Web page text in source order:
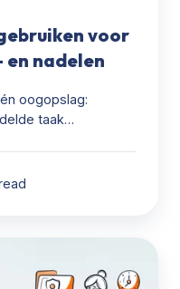
voor
nadelen
oogopslag:
taak…